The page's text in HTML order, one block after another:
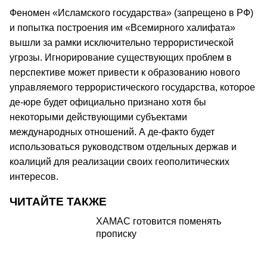
Феномен «Исламского государства» (запрещено в РФ)
и попытка построения им «Всемирного халифата»
вышли за рамки исключительно террористической
угрозы. Игнорирование существующих проблем в
перспективе может привести к образованию нового
управляемого террористического государства, которое
де-юре будет официально признано хотя бы
некоторыми действующими субъектами
международных отношений. А де-факто будет
использоваться руководством отдельных держав и
коалиций для реализации своих геополитических
интересов.
ЧИТАЙТЕ ТАКЖЕ
ХАМАС готовится поменять
прописку